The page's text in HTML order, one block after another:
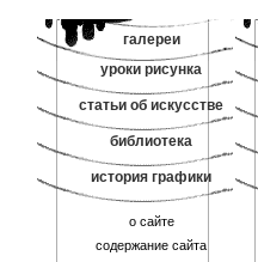
галереи
уроки рисунка
статьи об искусстве
библиотека
история графики
о сайте
содержание сайта